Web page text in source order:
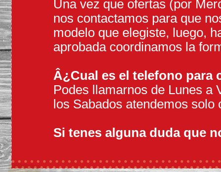
Una vez que ofertas (por
nos contactamos para que
modelo que elegiste, luego,
aprobada coordinamos la
Â¿Cual es el telefono para
Podes llamarnos de Lunes a
los Sabados atendemos
Si tenes alguna duda que